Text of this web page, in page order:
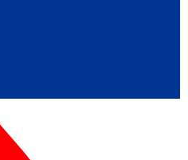
ভারত মহাসাগরের অশ্রু: শ্রীলঙ্কার ২৬…